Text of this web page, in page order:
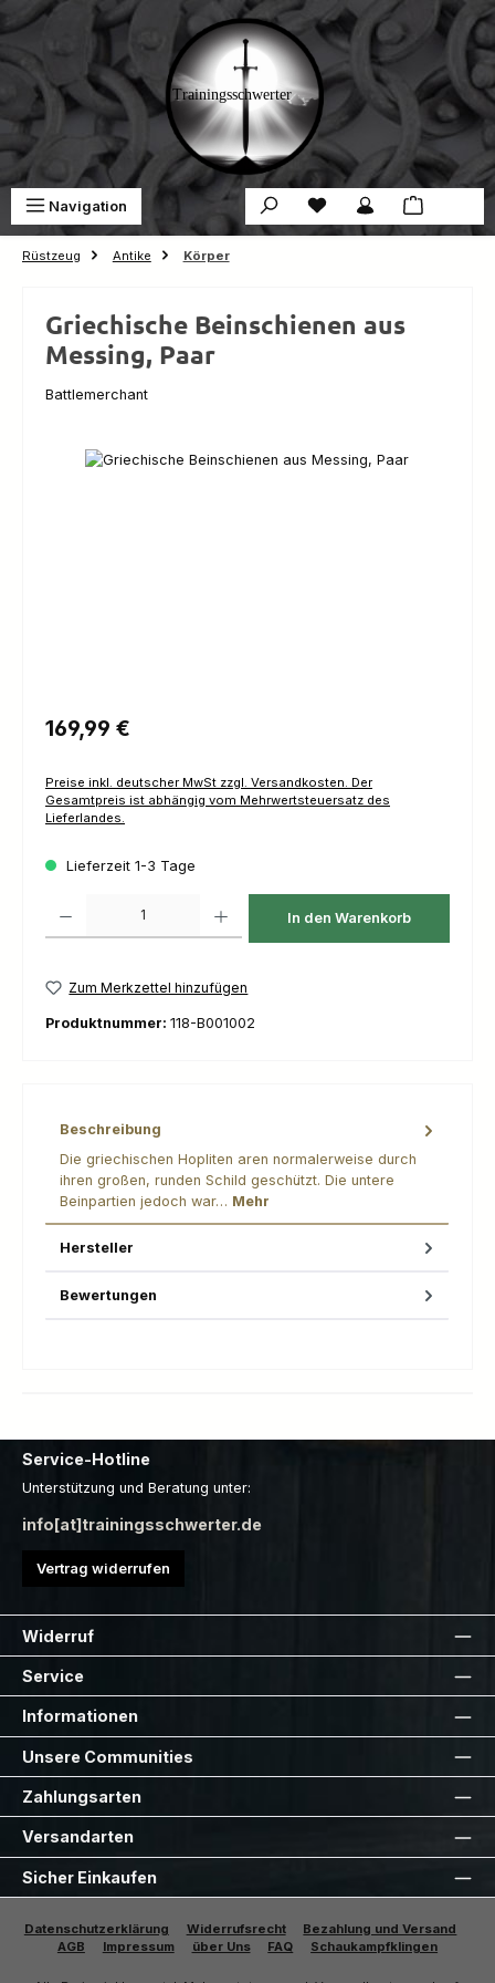
Zum Hauptinhalt springen
Navigation Du hast 0 Produkte auf
Rüstzeug Antike Körper
Griechische Beinschienen aus
Messing, Paar
Battlemerchant
Bildergalerie überspringen
Regulärer Preis:
169,99 €
Preise inkl. deutscher MwSt zzgl. Versandkosten. Der
Gesamtpreis ist abhängig vom Mehrwertsteuersatz des
Lieferlandes.
Lieferzeit 1-3 Tage
In den Warenkorb
Zum Merkzettel hinzufügen
Produktnummer: 118-B001002
Beschreibung
Die griechischen Hopliten aren normalerweise durch
ihren großen, runden Schild geschützt. Die untere
Beinpartien jedoch war… Mehr
Hersteller
Bewertungen
Service-Hotline
Unterstützung und Beratung unter:
info[at]trainingsschwerter.de
Vertrag widerrufen
Widerruf
Service
Informationen
Unsere Communities
Zahlungsarten
Versandarten
Sicher Einkaufen
Datenschutzerklärung Widerrufsrecht
Bezahlung und Versand
AGB
Impressum über Uns FAQ Schaukampfklingen